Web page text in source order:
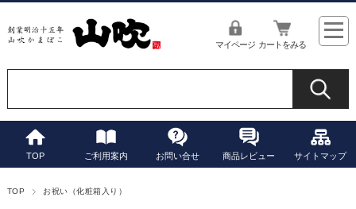
マイページ カートをみる
TOP ご利用案内 お問い合せ 商品レビュー サイトマップ
TOP お祝い（化粧箱入り）